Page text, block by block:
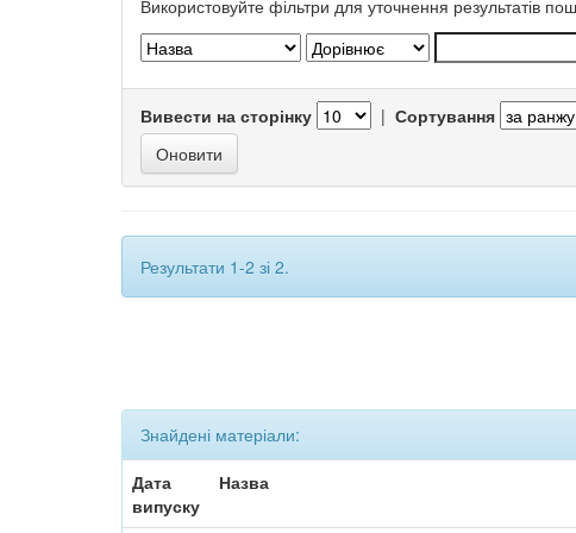
Використовуйте фільтри для уточнення результатів
Вивести на сторінку | Сортування
Результати 1-2 зі 2.
Знайдені матеріали:
Дата
випуску
Назва